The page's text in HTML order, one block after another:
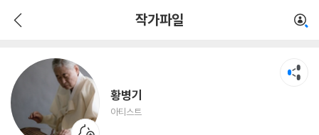
작가파일
황병기
아티스트